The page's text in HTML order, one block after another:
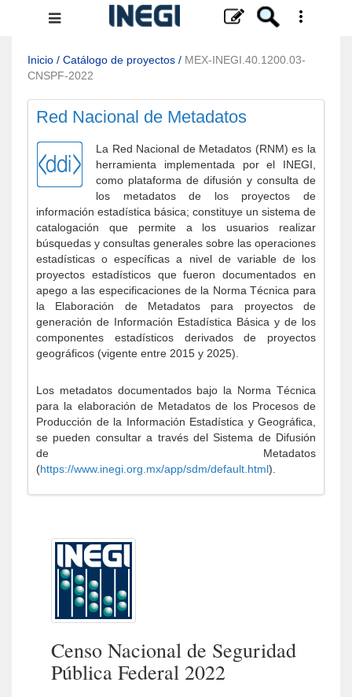
Menú
navegación
Inicio / Catálogo de proyectos / MEX-INEGI.40.1200.03-
CNSPF-2022
Red Nacional de Metadatos
La Red Nacional de Metadatos (RNM) es la
herramienta implementada por el INEGI,
como plataforma de difusión y consulta de
los metadatos de los proyectos de
información estadística básica; constituye un sistema de
catalogación que permite a los usuarios realizar
búsquedas y consultas generales sobre las operaciones
estadísticas o específicas a nivel de variable de los
proyectos estadísticos que fueron documentados en
apego a las especificaciones de la Norma Técnica para
la Elaboración de Metadatos para proyectos de
generación de Información Estadística Básica y de los
componentes estadísticos derivados de proyectos
geográficos (vigente entre 2015 y 2025).
Los metadatos documentados bajo la Norma Técnica
para la elaboración de Metadatos de los Procesos de
Producción de la Información Estadística y Geográfica,
se pueden consultar a través del Sistema de Difusión
de Metadatos
(https://www.inegi.org.mx/app/sdm/default.html).
Censo Nacional de Seguridad
Pública Federal 2022